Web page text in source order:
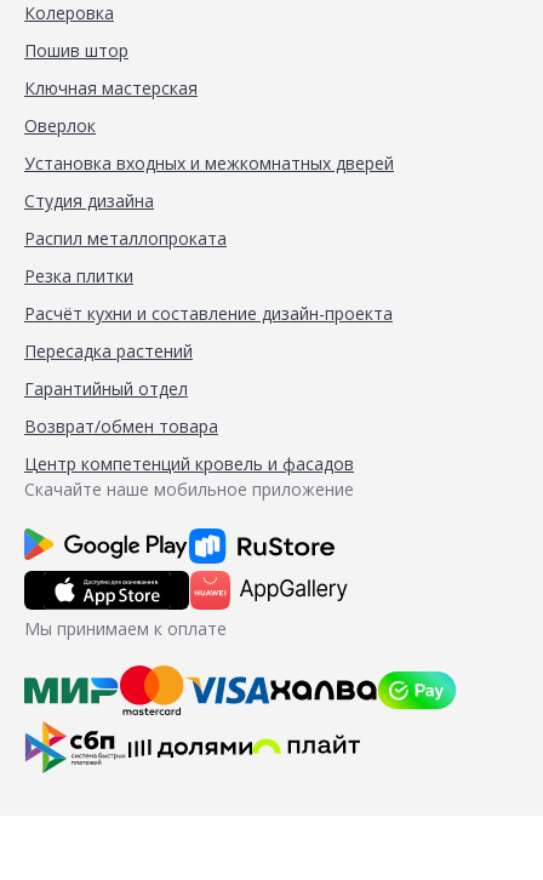
Колеровка
Пошив штор
Ключная мастерская
Оверлок
Установка входных и межкомнатных дверей
Студия дизайна
Распил металлопроката
Резка плитки
Расчёт кухни и составление дизайн-проекта
Пересадка растений
Гарантийный отдел
Возврат/обмен товара
Центр компетенций кровель и фасадов
Скачайте наше мобильное приложение
Мы принимаем к оплате